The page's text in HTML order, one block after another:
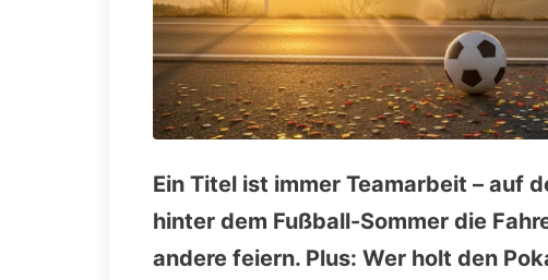
Ein Titel ist immer Teamarbeit – auf
hinter dem Fußball-Sommer die
andere feiern. Plus: Wer holt den